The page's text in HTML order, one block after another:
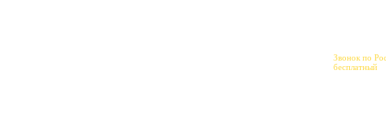
Звонок по
бесплатный